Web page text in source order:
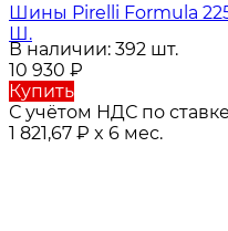
Шины Pirelli Formula
Ш.
В наличии: 392 шт.
10 930 ₽
Купить
С учётом НДС по
1 821,67 ₽ x 6 мес.